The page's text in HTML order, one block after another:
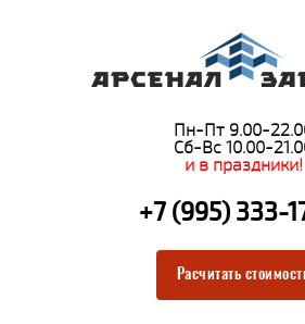
Пн-Пт 9.00-
Сб-Вс 10.00-
и в праздники!
+7 (995) 333-
Расчитать